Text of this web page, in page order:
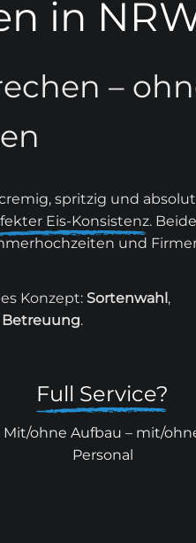
in
–
spritzig und absolut
Eis-Konsistenz.
und
Konzept: Sortenwahl,
Betreuung.
Full Service?
Mit/ohne Aufbau – mit/
Personal